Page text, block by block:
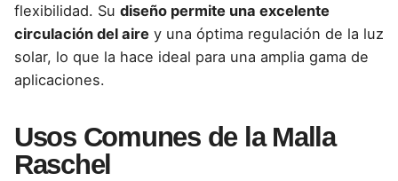
flexibilidad. Su diseño permite una excelente
circulación del aire y una óptima regulación de la luz
solar, lo que la hace ideal para una amplia gama de
aplicaciones.
Usos Comunes de la Malla
Raschel